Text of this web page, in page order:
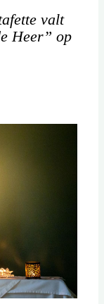
valt
Heer” op